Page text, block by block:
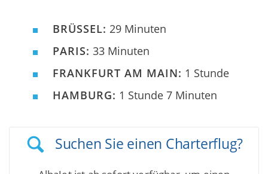
BRÜSSEL: 29 Minuten
PARIS: 33 Minuten
FRANKFURT AM MAIN: 1 Stunde
HAMBURG: 1 Stunde 7 Minuten
Suchen Sie einen Charterflug?